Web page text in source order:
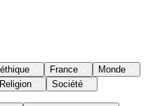
France
Monde
Religion Société